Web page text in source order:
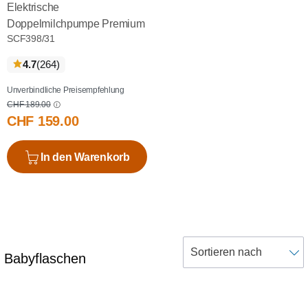
Elektrische
Doppelmilchpumpe Premium
SCF398/31
4.7(264bewertungen
)
Unverbindliche Preisempfehlung
CHF 189.00
CHF 159.00
In den Warenkorb
Babyflaschen